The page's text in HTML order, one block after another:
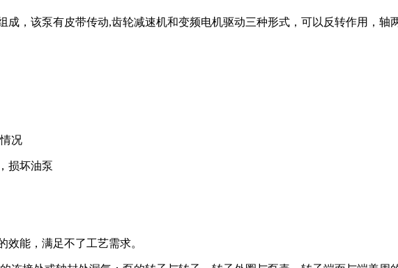
，该泵有皮带传动,齿轮减速机和变频电机驱动三种形式，可以反转作用，轴
况
损坏油泵
能，满足不了工艺需求。